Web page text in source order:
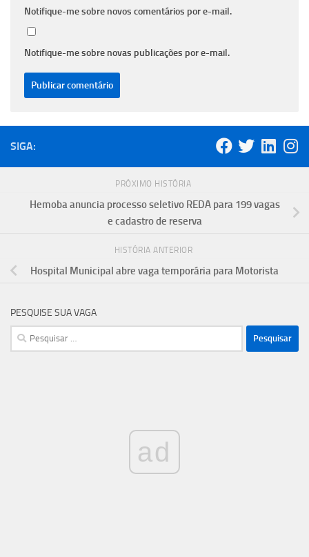
Notifique-me sobre novos comentários por e-mail.
Notifique-me sobre novas publicações por e-mail.
SIGA:
PRÓXIMO HISTÓRIA
Hemoba anuncia processo seletivo REDA para 199 vagas
e cadastro de reserva
HISTÓRIA ANTERIOR
Hospital Municipal abre vaga temporária para Motorista
PESQUISE SUA VAGA
Pesquisar
por:
ad